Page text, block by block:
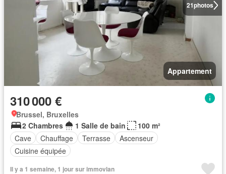
21photos
Appartement
310 000 €
Brussel, Bruxelles
2 Chambres
1 Salle de bain
100 m²
Cave
Chauffage Terrasse
Ascenseur
Cuisine équipée
Il y a 1 semaine, 1 jour sur immovlan